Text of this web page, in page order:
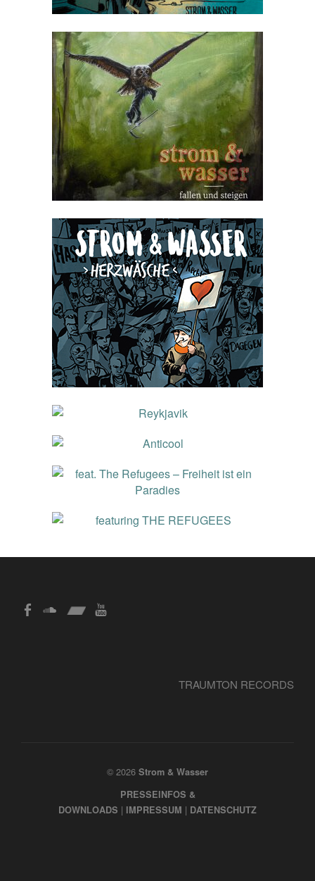
TRAUMTON RECORDS
© 2026 Strom & Wasser
PRESSEINFOS &
DOWNLOADS | IMPRESSUM | DATENSCHUTZ